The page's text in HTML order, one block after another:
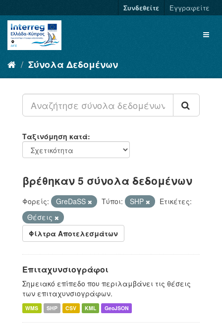
Συνδεθείτε Εγγραφείτε
Σύνολα Δεδομένων
Ταξινόμηση κατά
βρέθηκαν 5 σύνολα δεδομένων
Φορείς: GreDaSS Τύποι: SHP
Ετικέτες:
Θέσεις
Φίλτρα Αποτελεσμάτων
Επιταχυνσιογράφοι
Σημειακό επίπεδο που περιλαμβάνει τις θέσεις
των επιταχυνσιογράφων.
WMS SHP CSV KML GeoJSON